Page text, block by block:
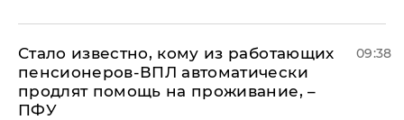
Стало известно, кому из работающих
пенсионеров-ВПЛ автоматически
продлят помощь на проживание, –
ПФУ
09:38